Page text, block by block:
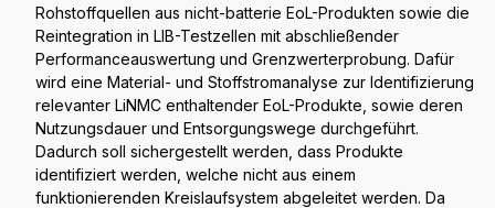
Rohstoffquellen aus nicht-batterie EoL-Produkten sowie die
Reintegration in LIB-Testzellen mit abschließender
Performanceauswertung und Grenzwerterprobung. Dafür
wird eine Material- und Stoffstromanalyse zur Identifizierung
relevanter LiNMC enthaltender EoL-Produkte, sowie deren
Nutzungsdauer und Entsorgungswege durchgeführt.
Dadurch soll sichergestellt werden, dass Produkte
identifiziert werden, welche nicht aus einem
funktionierenden Kreislaufsystem abgeleitet werden. Da